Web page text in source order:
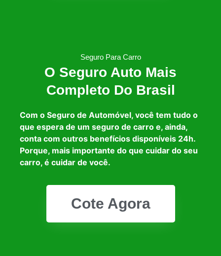
Seguro Para Carro
O Seguro Auto Mais
Completo Do Brasil
Com o Seguro de Automóvel, você tem tudo o
que espera de um seguro de carro e, ainda,
conta com outros benefícios disponíveis 24h.
Porque, mais importante do que cuidar do seu
carro, é cuidar de você.
Cote Agora